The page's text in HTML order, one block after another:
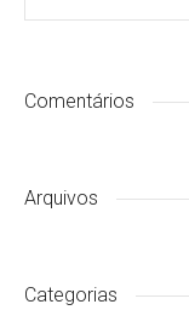
Comentários
Arquivos
Categorias